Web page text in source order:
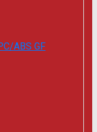
ABS GF